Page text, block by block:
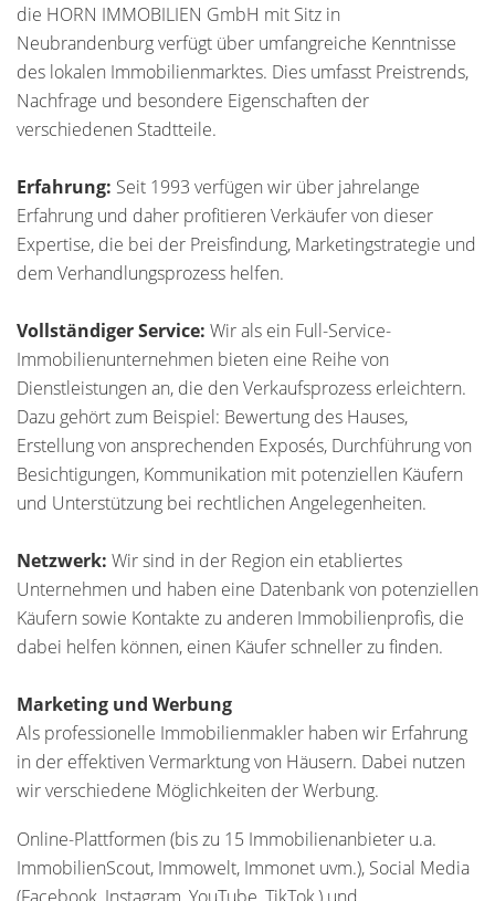
die HORN IMMOBILIEN GmbH mit Sitz in
Neubrandenburg verfügt über umfangreiche Kenntnisse
des lokalen Immobilienmarktes. Dies umfasst Preistrends,
Nachfrage und besondere Eigenschaften der
verschiedenen Stadtteile.
Erfahrung: Seit 1993 verfügen wir über jahrelange
Erfahrung und daher profitieren Verkäufer von dieser
Expertise, die bei der Preisfindung, Marketingstrategie und
dem Verhandlungsprozess helfen.
Vollständiger Service: Wir als ein Full-Service-
Immobilienunternehmen bieten eine Reihe von
Dienstleistungen an, die den Verkaufsprozess erleichtern.
Dazu gehört zum Beispiel: Bewertung des Hauses,
Erstellung von ansprechenden Exposés, Durchführung von
Besichtigungen, Kommunikation mit potenziellen Käufern
und Unterstützung bei rechtlichen Angelegenheiten.
Netzwerk: Wir sind in der Region ein etabliertes
Unternehmen und haben eine Datenbank von potenziellen
Käufern sowie Kontakte zu anderen Immobilienprofis, die
dabei helfen können, einen Käufer schneller zu finden.
Marketing und Werbung
Als professionelle Immobilienmakler haben wir Erfahrung
in der effektiven Vermarktung von Häusern. Dabei nutzen
wir verschiedene Möglichkeiten der Werbung.
Online-Plattformen (bis zu 15 Immobilienanbieter u.a.
ImmobilienScout, Immowelt, Immonet uvm.), Social Media